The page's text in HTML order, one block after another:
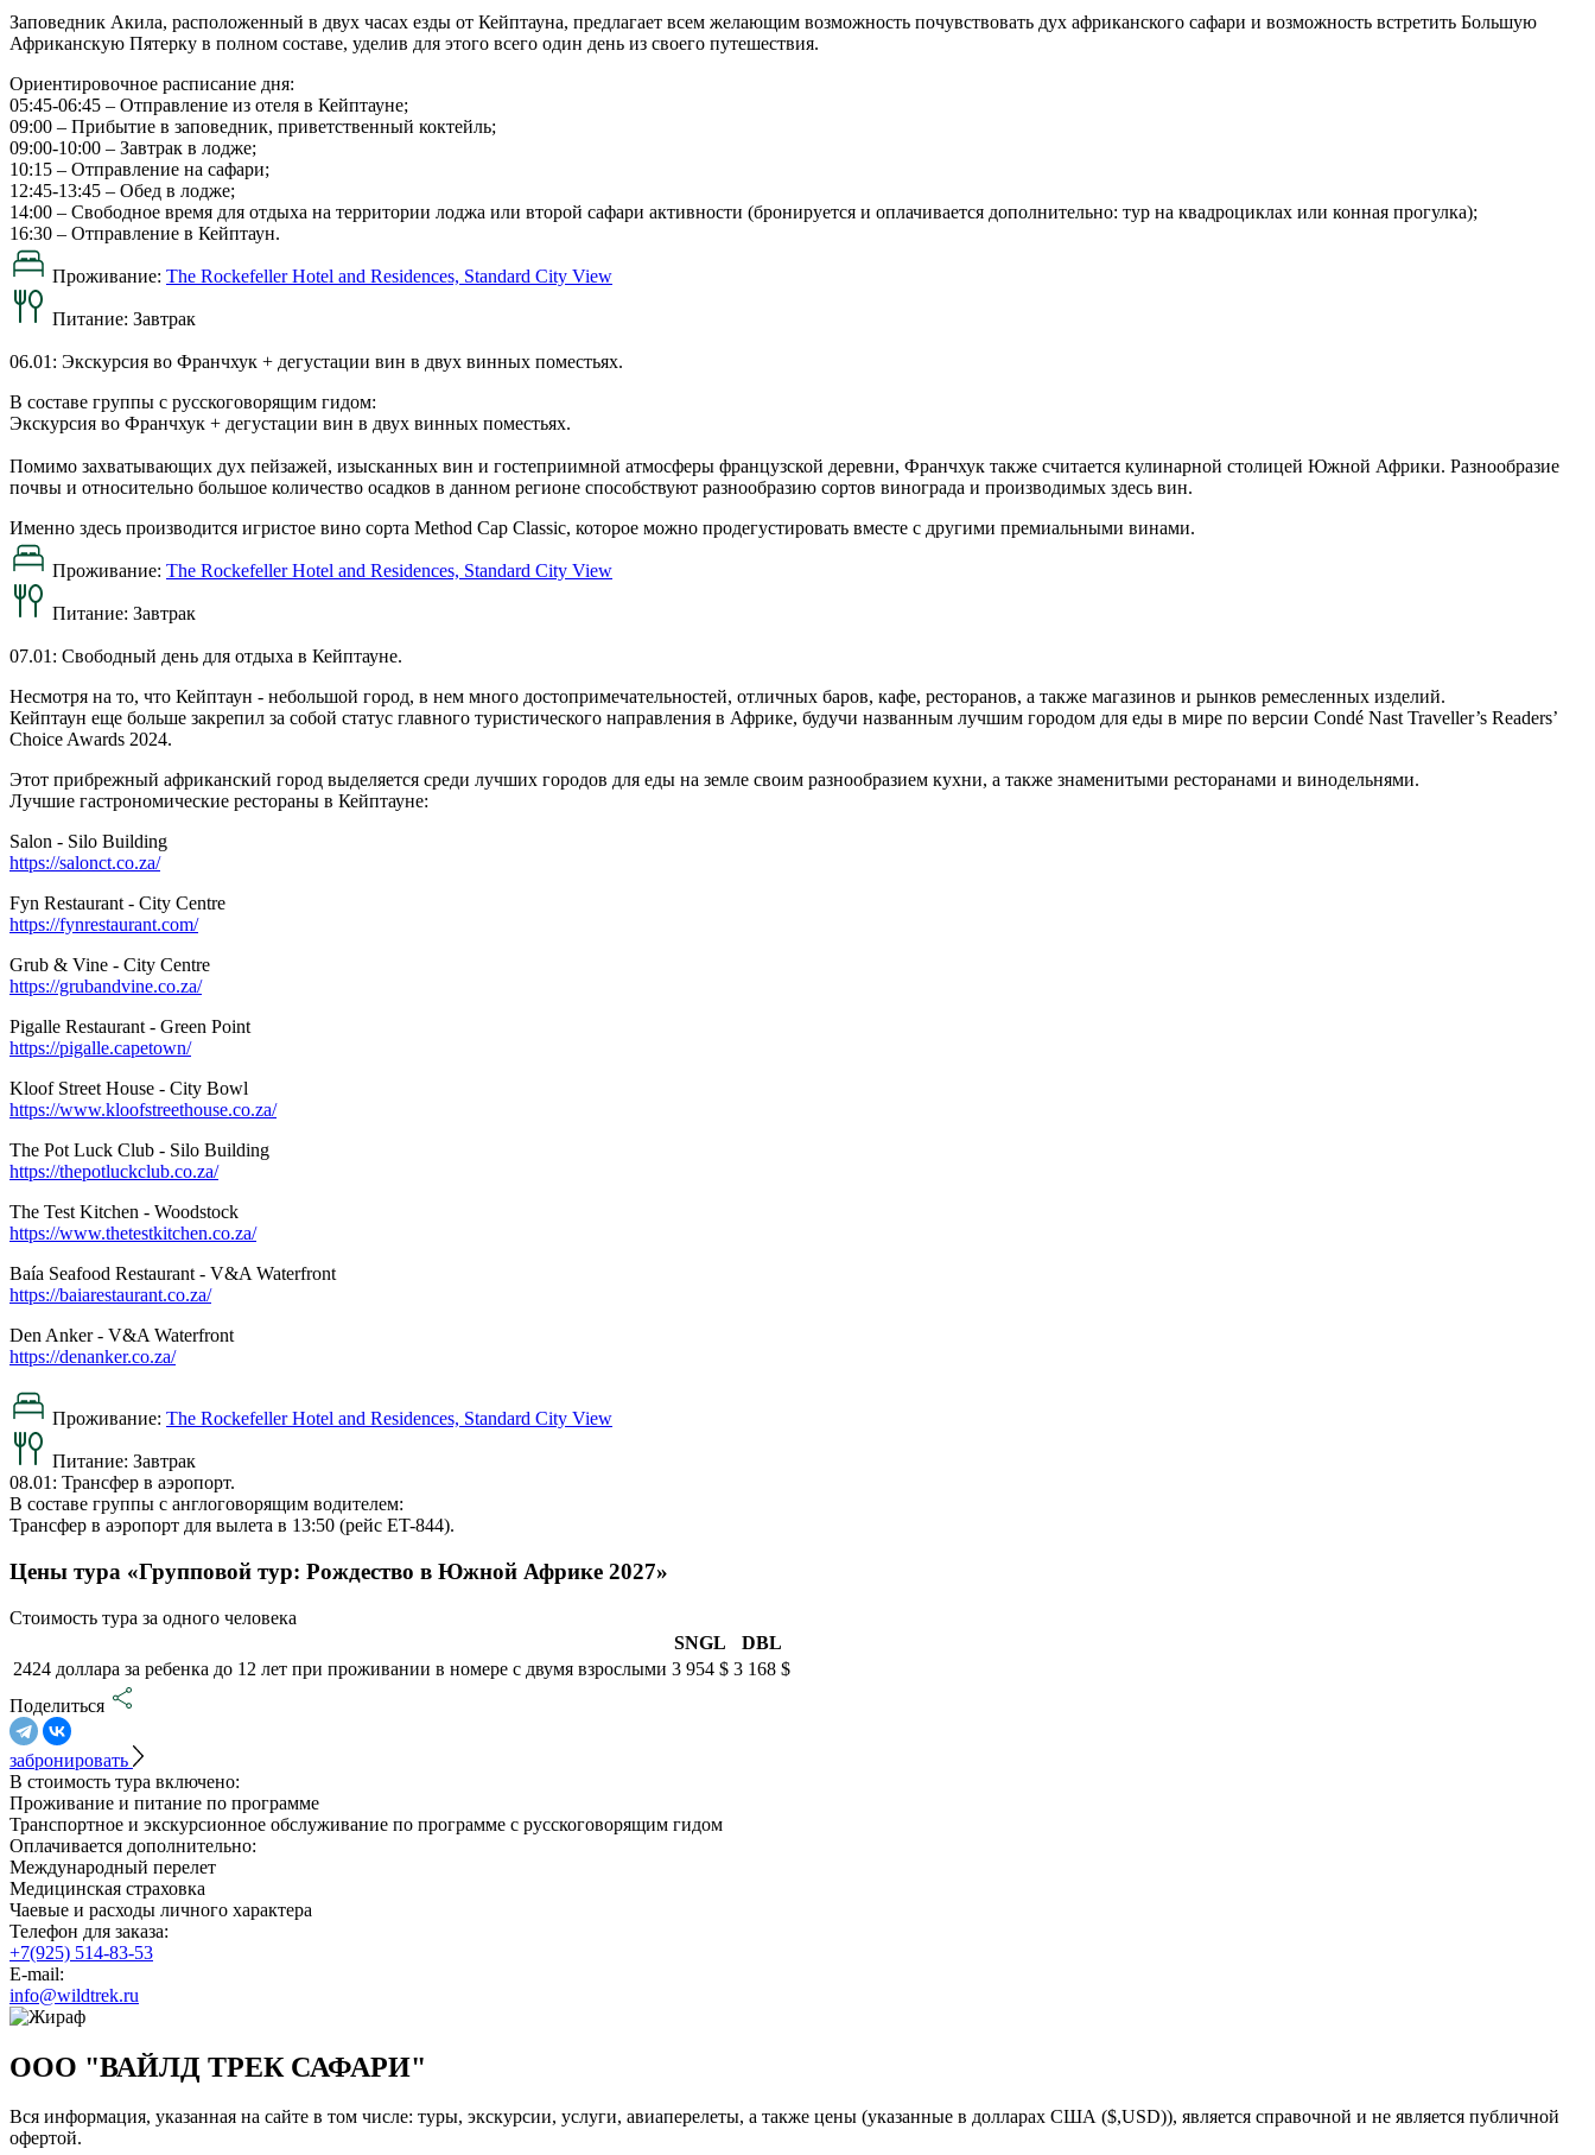
Заповедник Акила, расположенный в двух часах езды от Кейптауна, предлагает всем желающим возможность почувствовать дух африканского сафари и возможность встретить Большую
Африканскую Пятерку в полном составе, уделив для этого всего один день из своего путешествия.
Ориентировочное расписание дня:
05:45-06:45 – Отправление из отеля в Кейптауне;
09:00 – Прибытие в заповедник, приветственный коктейль;
09:00-10:00 – Завтрак в лодже;
10:15 – Отправление на сафари;
12:45-13:45 – Обед в лодже;
14:00 – Свободное время для отдыха на территории лоджа или второй сафари активности (бронируется и оплачивается дополнительно: тур на квадроциклах или конная прогулка);
16:30 – Отправление в Кейптаун.
Проживание: The Rockefeller Hotel and Residences, Standard City View
Питание: Завтрак
06.01: Экскурсия во Франчхук + дегустации вин в двух винных поместьях.
В составе группы с русскоговорящим гидом:
Экскурсия во Франчхук + дегустации вин в двух винных поместьях.
Помимо захватывающих дух пейзажей, изысканных вин и гостеприимной атмосферы французской деревни, Франчхук также считается кулинарной столицей Южной Африки. Разнообразие
почвы и относительно большое количество осадков в данном регионе способствуют разнообразию сортов винограда и производимых здесь вин.
Именно здесь производится игристое вино сорта Method Cap Classic, которое можно продегустировать вместе с другими премиальными винами.
Проживание: The Rockefeller Hotel and Residences, Standard City View
Питание: Завтрак
07.01: Свободный день для отдыха в Кейптауне.
Несмотря на то, что Кейптаун - небольшой город, в нем много достопримечательностей, отличных баров, кафе, ресторанов, а также магазинов и рынков ремесленных изделий.
Кейптаун еще больше закрепил за собой статус главного туристического направления в Африке, будучи названным лучшим городом для еды в мире по версии Condé Nast Traveller’s Readers’
Choice Awards 2024.
Этот прибрежный африканский город выделяется среди лучших городов для еды на земле своим разнообразием кухни, а также знаменитыми ресторанами и винодельнями.
Лучшие гастрономические рестораны в Кейптауне:
Salon - Silo Building
https://salonct.co.za/
Fyn Restaurant - City Centre
https://fynrestaurant.com/
Grub & Vine - City Centre
https://grubandvine.co.za/
Pigalle Restaurant - Green Point
https://pigalle.capetown/
Kloof Street House - City Bowl
https://www.kloofstreethouse.co.za/
The Pot Luck Club - Silo Building
https://thepotluckclub.co.za/
The Test Kitchen - Woodstock
https://www.thetestkitchen.co.za/
Baía Seafood Restaurant - V&A Waterfront
https://baiarestaurant.co.za/
Den Anker - V&A Waterfront
https://denanker.co.za/
Проживание: The Rockefeller Hotel and Residences, Standard City View
Питание: Завтрак
08.01: Трансфер в аэропорт.
В составе группы с англоговорящим водителем:
Трансфер в аэропорт для вылета в 13:50 (рейс ET-844).
Цены тура «Групповой тур: Рождество в Южной Африке 2027»
Стоимость тура за одного человека
SNGL
DBL
2424 доллара за ребенка до 12 лет при проживании в номере с двумя взрослыми 3 954 $ 3 168 $
Поделиться
забронировать
В стоимость тура включено:
Проживание и питание по программе
Транспортное и экскурсионное обслуживание по программе с русскоговорящим гидом
Оплачивается дополнительно:
Международный перелет
Медицинская страховка
Чаевые и расходы личного характера
Телефон для заказа:
+7(925) 514-83-53
E-mail:
info@wildtrek.ru
ООО "ВАЙЛД ТРЕК САФАРИ"
Вся информация, указанная на сайте в том числе: туры, экскурсии, услуги, авиаперелеты, а также цены (указанные в долларах США ($,USD)), является справочной и не является публичной
офертой.